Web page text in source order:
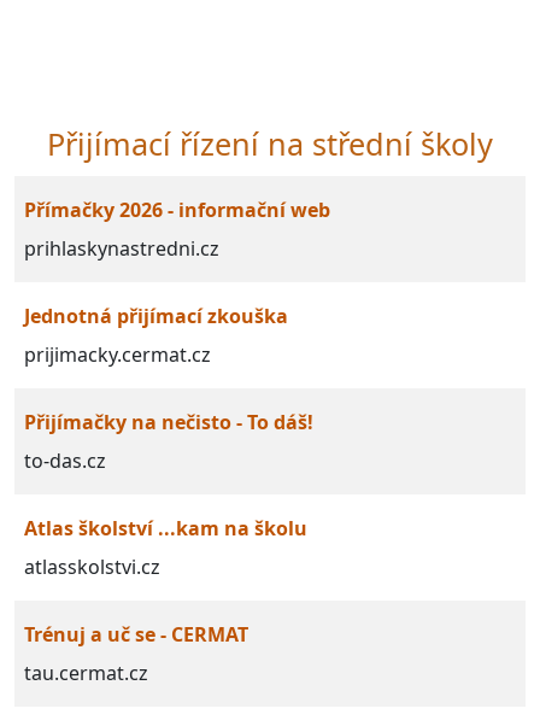
Přijímací řízení na střední školy
Přímačky 2026 - informační web
prihlaskynastredni.cz
Jednotná přijímací zkouška
prijimacky.cermat.cz
Přijímačky na nečisto - To dáš!
to-das.cz
Atlas školství ...kam na školu
atlasskolstvi.cz
Trénuj a uč se - CERMAT
tau.cermat.cz